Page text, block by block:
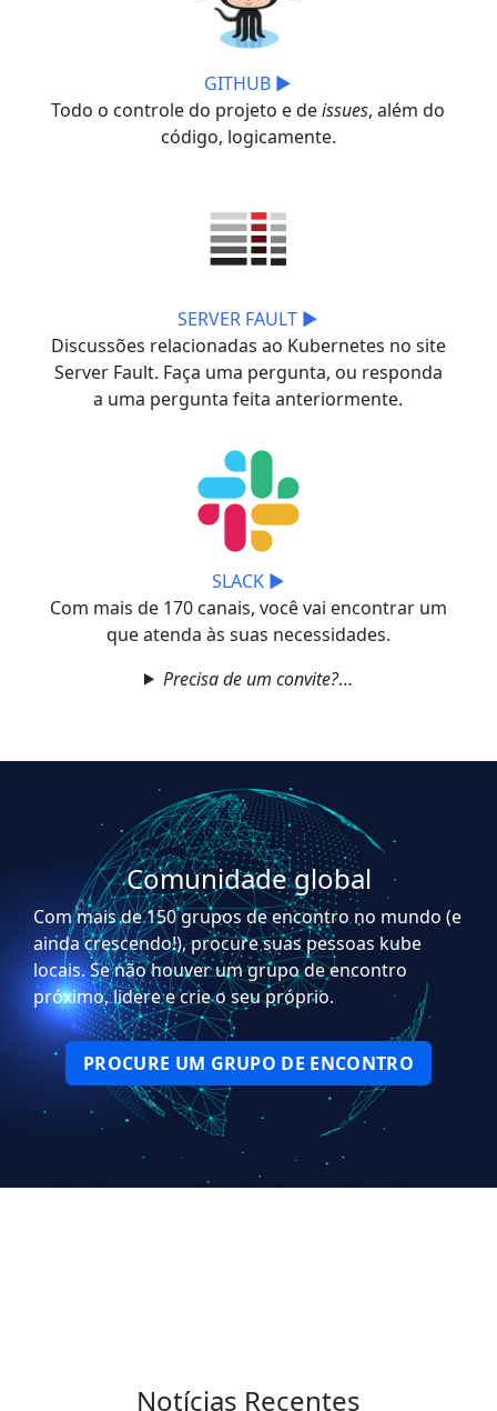
GITHUB ▶
Todo o controle do projeto e deissues, além do
código, logicamente.
SERVER FAULT ▶
Discussões relacionadas ao Kubernetes no site
Server Fault. Faça uma pergunta, ou responda
a uma pergunta feita anteriormente.
SLACK ▶
Com mais de 170 canais, você vai encontrar um
que atenda às suas necessidades.
Precisa de um convite?
Comunidade global
Com mais de 150 grupos de encontro no mundo (e
ainda crescendo!), procure suas pessoas kube
locais. Se não houver um grupo de encontro
próximo, lidere e crie o seu próprio.
PROCURE UM GRUPO DE ENCONTRO
Notícias Recentes